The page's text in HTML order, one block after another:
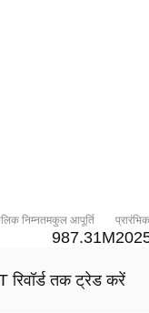
निम्नतमकुल आपूर्ति
987.31M
तक ट्रेड करें